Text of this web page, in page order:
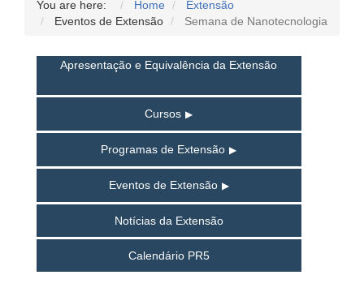
You are here: Home
Extensão
Eventos de Extensão
Semana de Nanotecnologia
Apresentação e Equivalência da Extensão
Cursos
Programas de Extensão
Eventos de Extensão
Notícias da Extensão
Calendário PR5